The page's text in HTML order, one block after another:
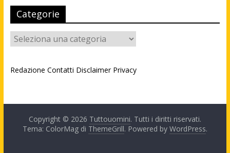
Categorie
Categorie
Redazione Contatti Disclaimer Privacy
Copyright © 2026 Tuttouomini. Tutti i diritti riservati.
Tema: ColorMag di ThemeGrill. Powered by WordPress.